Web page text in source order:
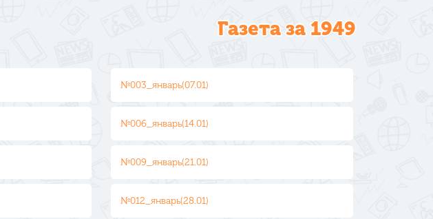
Газета за 1949
№003_январь(07.01)
№006_январь(14.01)
№009_январь(21.01)
№012_январь(28.01)